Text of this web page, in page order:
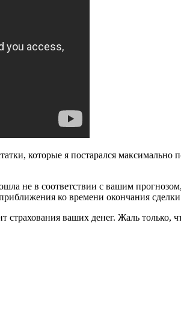
которые я постарался максимально
не в соответствии с вашим
ко времени окончания
ваших денег. Жаль только,